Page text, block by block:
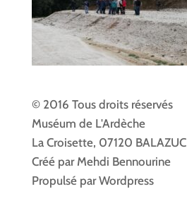
© 2016 Tous droits réservés
Muséum de L'Ardèche
La Croisette, 07120 BALAZUC
Créé par Mehdi Bennourine
Propulsé par Wordpress